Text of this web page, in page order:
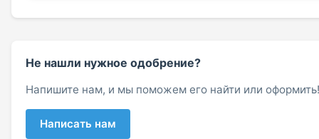
Не нашли нужное одобрение?
Напишите нам, и мы поможем его найти или оформить!
Написать нам